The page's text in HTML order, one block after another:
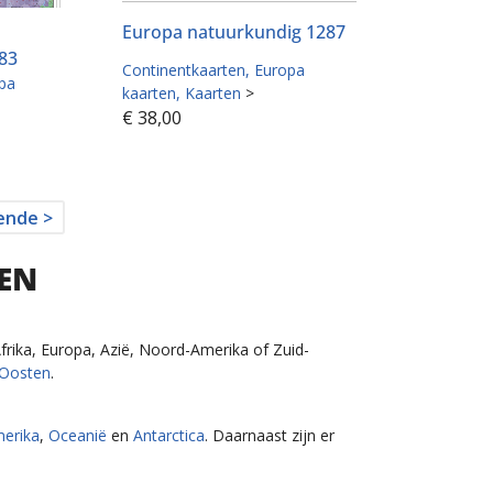
Europa natuurkundig 1287
Continentkaarten Europa
kaarten Kaarten >
€ 38,00
>
Europa, Azië, Noord-Amerika of Zuid-
.
,Oceanië enAntarctica. Daarnaast zijn er